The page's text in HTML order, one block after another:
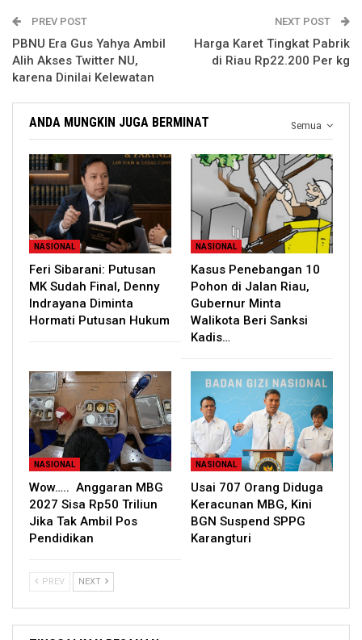
PREV POST
PBNU Era Gus Yahya Ambil
Alih Akses Twitter NU,
karena Dinilai Kelewatan
NEXT POST
Harga Karet Tingkat Pabrik
di Riau Rp22.200 Per kg
Semua
ANDA MUNGKIN JUGA BERMINAT
NASIONAL
Feri Sibarani: Putusan
MK Sudah Final, Denny
Indrayana Diminta
Hormati Putusan Hukum
NASIONAL
Kasus Penebangan 10
Pohon di Jalan Riau,
Gubernur Minta
Walikota Beri Sanksi
Kadis…
NASIONAL
Wow….. Anggaran MBG
2027 Sisa Rp50 Triliun
Jika Tak Ambil Pos
Pendidikan
NASIONAL
Usai 707 Orang Diduga
Keracunan MBG, Kini
BGN Suspend SPPG
Karangturi
PREV NEXT